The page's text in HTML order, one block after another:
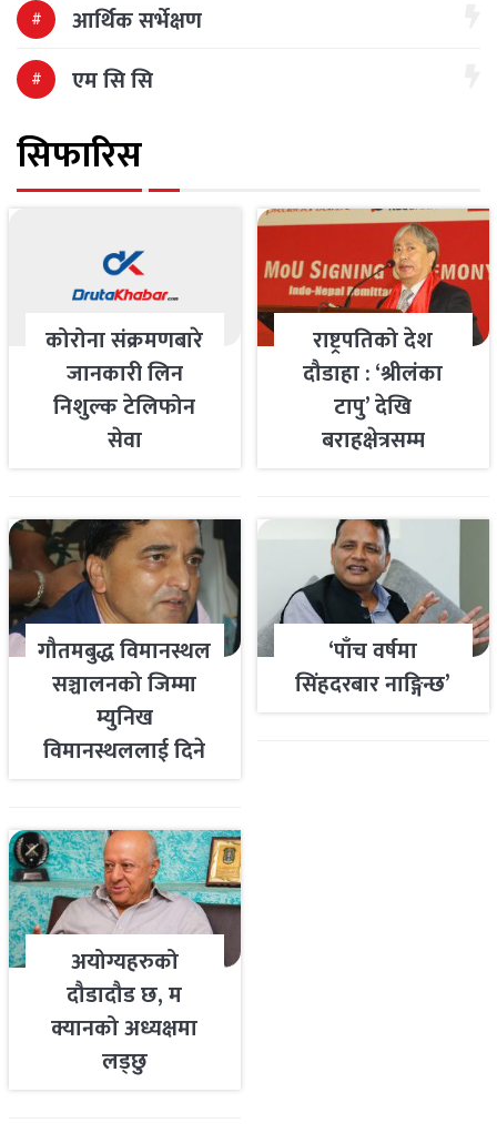
आर्थिक सर्भेक्षण
एम सि सि
सिफारिस
कोरोना संक्रमणबारे
जानकारी लिन
निशुल्क टेलिफोन
सेवा
राष्ट्रपतिको देश
दौडाहा : ‘श्रीलंका
टापु’ देखि
बराहक्षेत्रसम्म
गौतमबुद्ध विमानस्थल
सञ्चालनको जिम्मा
म्युनिख
विमानस्थललाई दिने
‘पाँच वर्षमा
सिंहदरबार नाङ्गिन्छ’
अयोग्यहरुको
दौडादौड छ, म
क्यानको अध्यक्षमा
लड्छु